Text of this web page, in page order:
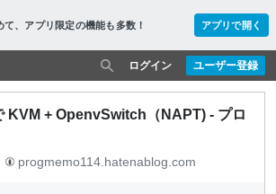
、 アプリ限定の機能も多数！ アプリで開く
ユーザー登録
ログイン
KVM + OpenvSwitch（NAPT) - プロ
progmemo114.hatenablog.com